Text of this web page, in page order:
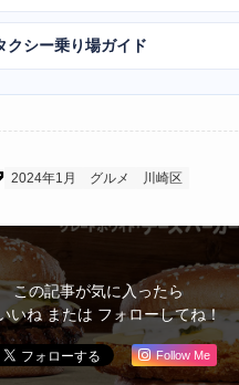
クシー乗り場ガイド
2024年1月 グルメ 川崎区
この記事が気に入ったら
いね または フォローしてね！
Follow Me